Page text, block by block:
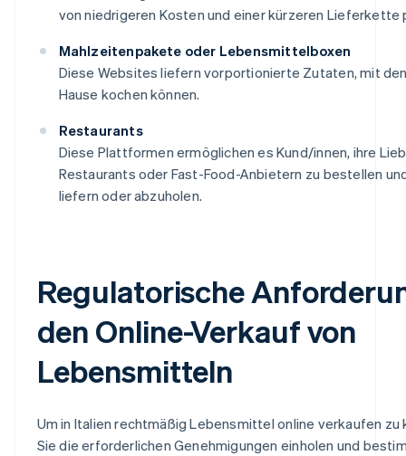
von niedrigeren Kosten und einer kürzeren Lieferkette
Mahlzeitenpakete oder Lebensmittelboxen
Diese Websites liefern vorportionierte Zutaten, mit
Hause kochen können.
Restaurants
Diese Plattformen ermöglichen es Kund/innen, ihre
Restaurants oder Fast-Food-Anbietern zu bestellen
liefern oder abzuholen.
Regulatorische
den Online-Verkauf von
Lebensmitteln
Um in Italien rechtmäßig Lebensmittel online verkaufen zu
Sie die erforderlichen Genehmigungen einholen und